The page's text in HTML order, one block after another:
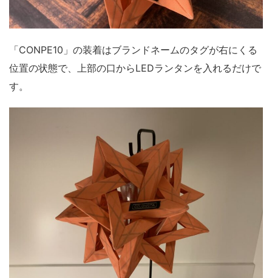
「CONPE10」の装着はブランドネームのタグが右にくる
位置の状態で、上部の口からLEDランタンを入れるだけで
す。